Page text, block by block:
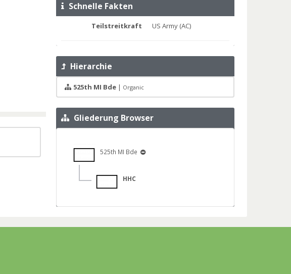
Schnelle Fakten
Teilstreitkraft US Army (AC)
Hierarchie
525th MI Bde| Organic
Gliederung Browser
525th MI Bde
HHC